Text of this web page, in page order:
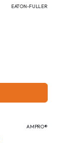
EATON-FULLER
AMPRO®